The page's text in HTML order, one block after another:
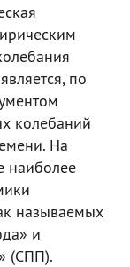
по
колебаний
На
наиболее
называемых
и
(СПП).